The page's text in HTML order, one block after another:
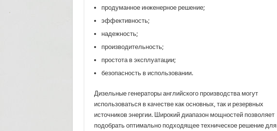
продуманное инженерное решение;
эффективность;
надежность;
производительность;
простота в эксплуатации;
безопасность в использовании.
Дизельные генераторы английского производства могут
использоваться в качестве как основных, так и резервных
источников энергии. Широкий диапазон мощностей позволяет
подобрать оптимально подходящее техническое решение для